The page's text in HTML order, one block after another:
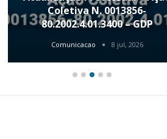
Coletiva N. 0013856-
80.2002.4.01.3400 – GDP
Comunicacao 8 jul, 2026